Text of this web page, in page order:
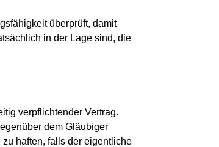
überprüft, damit
in der Lage sind, die
verpflichtender Vertrag.
dem Gläubiger
haften, falls der eigentliche